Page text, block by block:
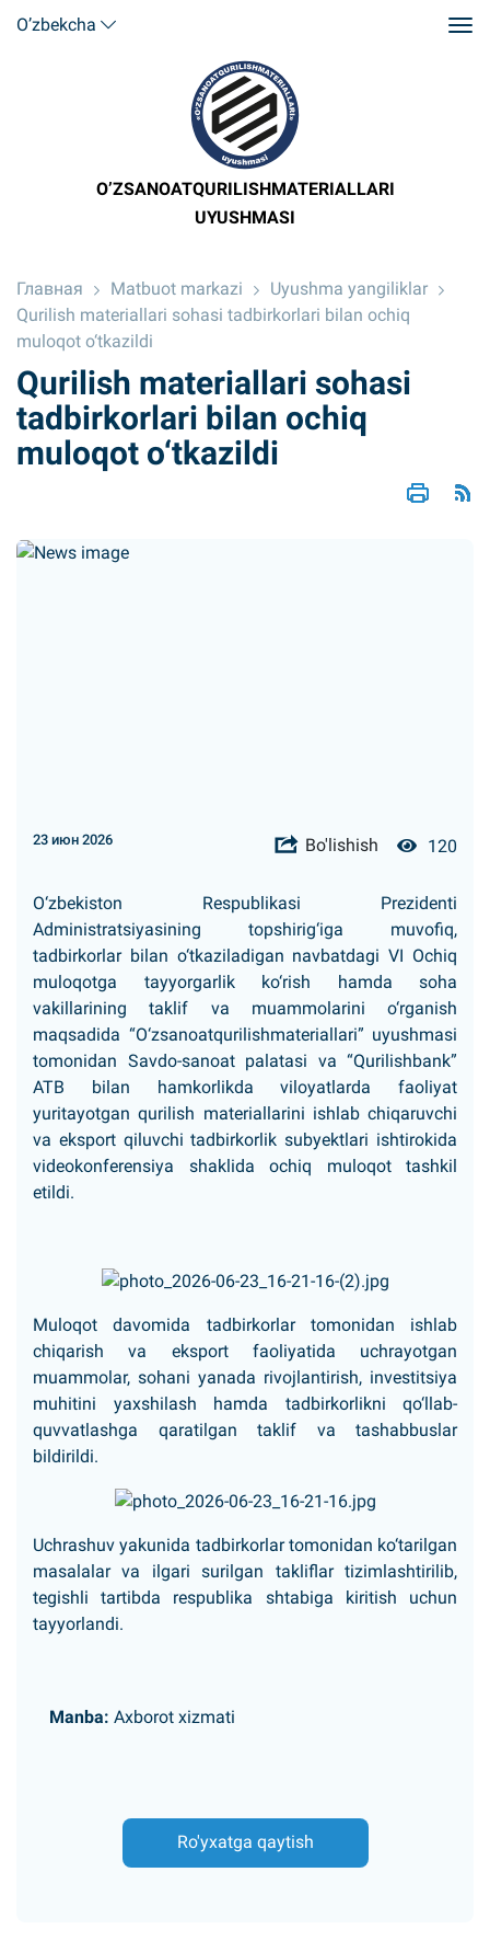
O’zbekcha
O’ZSANOATQURILISHMATERIALLARI
UYUSHMASI
Главная Matbuot markazi
Uyushma yangiliklar
Qurilish materiallari sohasi tadbirkorlari bilan ochiq
muloqot o‘tkazildi
Qurilish materiallari sohasi
tadbirkorlari bilan ochiq
muloqot o‘tkazildi
23 июн 2026 Bo'lishish 120
O‘zbekiston Respublikasi Prezidenti
Administratsiyasining topshirig‘iga muvofiq,
tadbirkorlar bilan o‘tkaziladigan navbatdagi VI Ochiq
muloqotga tayyorgarlik ko‘rish hamda soha
vakillarining taklif va muammolarini o‘rganish
maqsadida “O‘zsanoatqurilishmateriallari” uyushmasi
tomonidan Savdo-sanoat palatasi va “Qurilishbank”
ATB bilan hamkorlikda viloyatlarda faoliyat
yuritayotgan qurilish materiallarini ishlab chiqaruvchi
va eksport qiluvchi tadbirkorlik subyektlari ishtirokida
videokonferensiya shaklida ochiq muloqot tashkil
etildi.
Muloqot davomida tadbirkorlar tomonidan ishlab
chiqarish va eksport faoliyatida uchrayotgan
muammolar, sohani yanada rivojlantirish, investitsiya
muhitini yaxshilash hamda tadbirkorlikni qo‘llab-
quvvatlashga qaratilgan taklif va tashabbuslar
bildirildi.
Uchrashuv yakunida tadbirkorlar tomonidan ko‘tarilgan
masalalar va ilgari surilgan takliflar tizimlashtirilib,
tegishli tartibda respublika shtabiga kiritish uchun
tayyorlandi.
Manba: Axborot xizmati
Ro'yxatga qaytish